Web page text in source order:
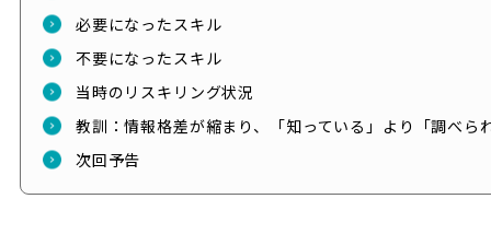
必要になったスキル
不要になったスキル
当時のリスキリング状況
教訓：情報格差が縮まり、「知っている」より「調べら
次回予告